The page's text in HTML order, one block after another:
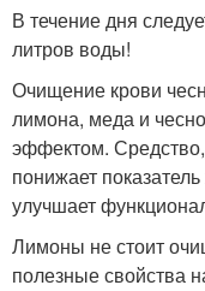
В течение дня
литров воды!
Очищение крови
лимона, меда и
эффектом. Средство,
понижает
улучшает
Лимоны не стоит
полезные свойства